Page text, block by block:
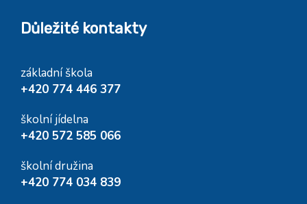
Důležité kontakty
základní škola
+420 774 446 377
školní jídelna
+420 572 585 066
školní družina
+420 774 034 839